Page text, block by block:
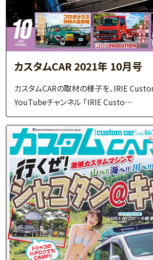
カスタムCAR 2021年 10月号
カスタムCARの取材の様子を、IRIE
YouTubeチャンネル 「IRIE Custo…